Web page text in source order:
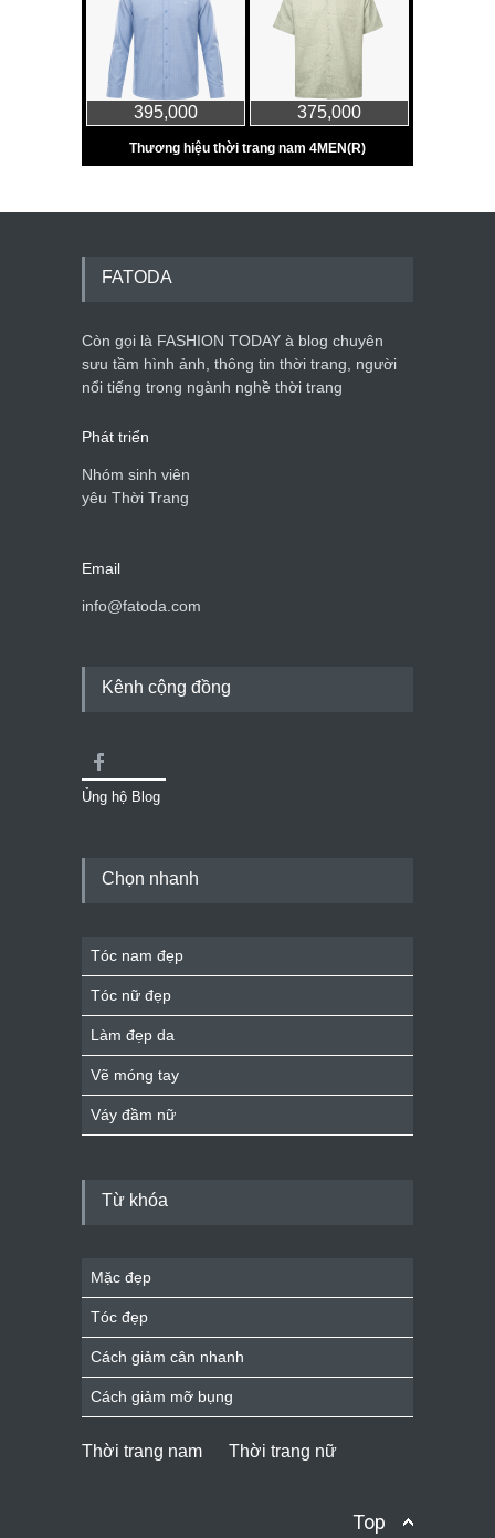
FATODA
Còn gọi là FASHION TODAY à blog chuyên
sưu tầm hình ảnh, thông tin thời trang, người
nổi tiếng trong ngành nghề thời trang
Phát triển
Nhóm sinh viên
yêu Thời Trang
Email
info@fatoda.com
Kênh cộng đồng
Ủng hộ Blog
Chọn nhanh
Tóc nam đẹp
Tóc nữ đẹp
Làm đẹp da
Vẽ móng tay
Váy đầm nữ
Từ khóa
Mặc đẹp
Tóc đẹp
Cách giảm cân nhanh
Cách giảm mỡ bụng
Thời trang nam Thời trang nữ
Top